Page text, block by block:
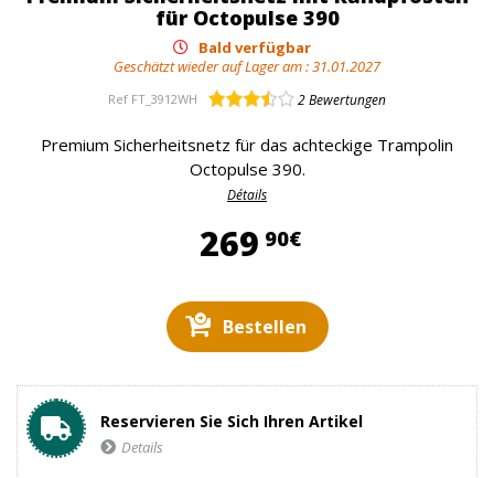
für Octopulse 390
Bald verfügbar
Geschätzt wieder auf Lager am :31.01.2027
Ref FT_3912WH 2Bewertungen
Premium Sicherheitsnetz für das achteckige Trampolin
Octopulse 390.
Détails
269 90€269,90 €
Bestellen
Reservieren Sie Sich Ihren Artikel
Details